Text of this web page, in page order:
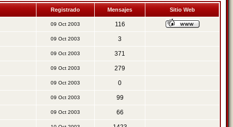
Registrado Mensajes Sitio Web
09 Oct 2003 116
09 Oct 2003 3
09 Oct 2003 371
09 Oct 2003 279
09 Oct 2003 0
09 Oct 2003 99
09 Oct 2003 66